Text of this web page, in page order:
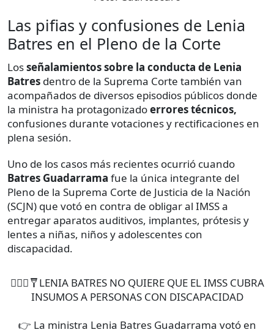
Las pifias y confusiones de Lenia
Batres en el Pleno de la Corte
Losseñalamientos sobre la conducta de Lenia
Batres dentro de la Suprema Corte también van
acompañados de diversos episodios públicos donde
la ministra ha protagonizadoerrores técnicos,
confusiones durante votaciones y rectificaciones en
plena sesión.
Uno de los casos más recientes ocurrió cuando
Batres Guadarrama fue la única integrante del
Pleno de la Suprema Corte de Justicia de la Nación
(SCJN) que votó en contra de obligar al IMSS a
entregar aparatos auditivos, implantes, prótesis y
lentes a niñas, niños y adolescentes con
discapacidad.
👩🏻‍⚖️🩼LENIA BATRES NO QUIERE QUE EL IMSS CUBRA
INSUMOS A PERSONAS CON DISCAPACIDAD
👉 La ministra Lenia Batres Guadarrama votó en